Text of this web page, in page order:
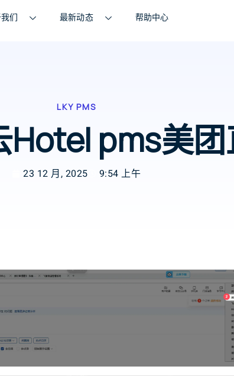
们 最新动态 帮助中心
LKY PMS
Hotel pms美
23 12 月, 2025 9:54 上午